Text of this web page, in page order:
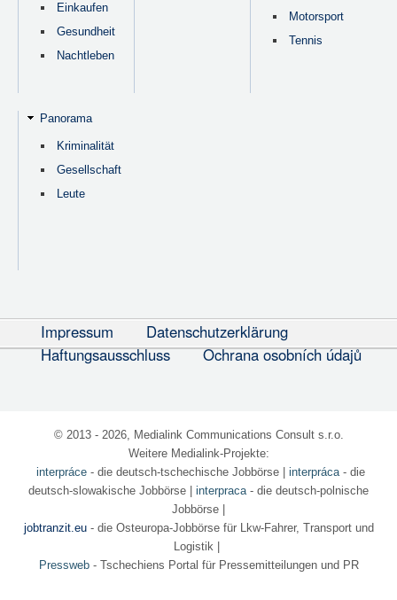
Einkaufen
Gesundheit
Nachtleben
Motorsport
Tennis
Panorama
Kriminalität
Gesellschaft
Leute
Impressum
Datenschutzerklärung
Haftungsausschluss
Ochrana osobních údajů
© 2013 - 2026, Medialink Communications Consult s.r.o.
Weitere Medialink-Projekte:
interpráce- die deutsch-tschechische Jobbörse| interpráca- die
deutsch-slowakische Jobbörse | interpraca- die deutsch-polnische
Jobbörse |
jobtranzit.eu- die Osteuropa-Jobbörse für Lkw-Fahrer, Transport und
Logistik |
Pressweb- Tschechiens Portal für Pressemitteilungen und PR